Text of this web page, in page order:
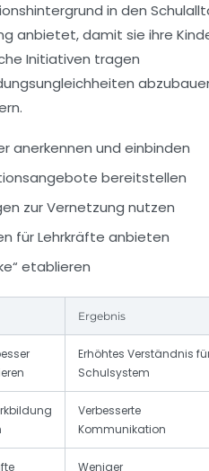
in den
anbietet, damit sie ihre
Initiativen tragen
anerkennen und einbinden
bereitstellen
zur Vernetzung nutzen
für Lehrkräfte anbieten
etablieren
Ergebnis
Erhöhtes Verständnis
Schulsystem
Verbesserte
Kommunikation
Weniger